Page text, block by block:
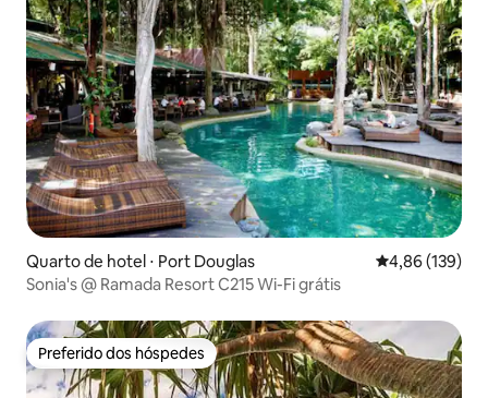
Quarto de hotel ⋅ Port Douglas 4,86 de uma
4,86 (139)
Sonia's @ Ramada Resort C215 Wi-Fi grátis
Preferido dos hóspedes
Preferido dos hóspedes